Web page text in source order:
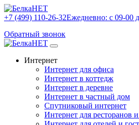
+7 (499) 110-26-32Ежедневно: с 09-00
Обратный звонок
Интернет
Интернет для офиса
Интернет в коттедж
Интернет в деревне
Интернет в частный дом
Спутниковый интернет
Интернет для ресторанов